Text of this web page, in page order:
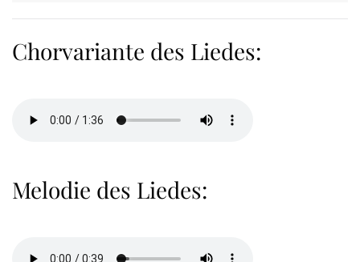
Chorvariante des Liedes:
Melodie des Liedes: